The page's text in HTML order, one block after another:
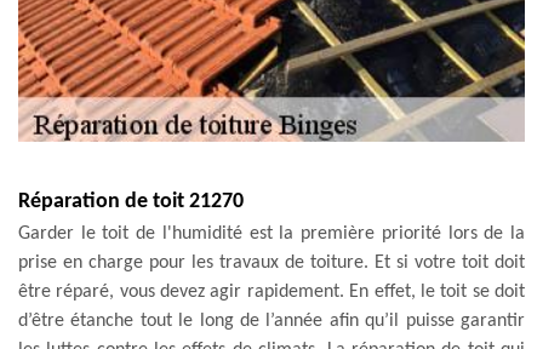
Réparation de toit 21270
Garder le toit de l'humidité est la première priorité lors de la
prise en charge pour les travaux de toiture. Et si votre toit doit
être réparé, vous devez agir rapidement. En effet, le toit se doit
d’être étanche tout le long de l’année afin qu’il puisse garantir